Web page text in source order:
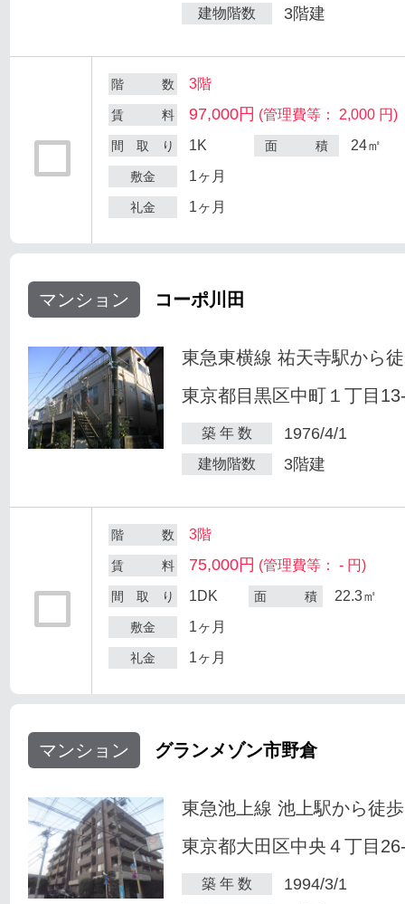
建物階数 3階建
階 数 3階
賃 料 97,000円 (管理費等： 2,000 円)
間 取 り 1K 面 積 24㎡
敷金 1ヶ月
礼金 1ヶ月
マンション コーポ川田
東急東横線 祐天寺駅から
東京都目黒区中町１丁目
築 年 数 1976/4/1
建物階数 3階建
階 数 3階
賃 料 75,000円 (管理費等： - 円)
間 取 り 1DK 面 積 22.3㎡
敷金 1ヶ月
礼金 1ヶ月
マンション グランメゾン市野倉
東急池上線 池上駅から徒
東京都大田区中央４丁目
築 年 数 1994/3/1